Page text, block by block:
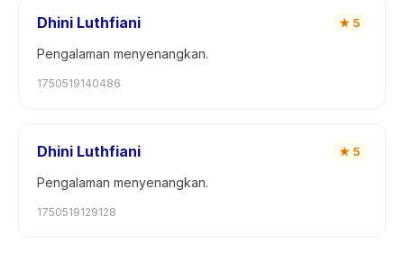
Dhini Luthfiani ★ 5
Pengalaman menyenangkan.
1750519140486
Dhini Luthfiani ★ 5
Pengalaman menyenangkan.
1750519129128